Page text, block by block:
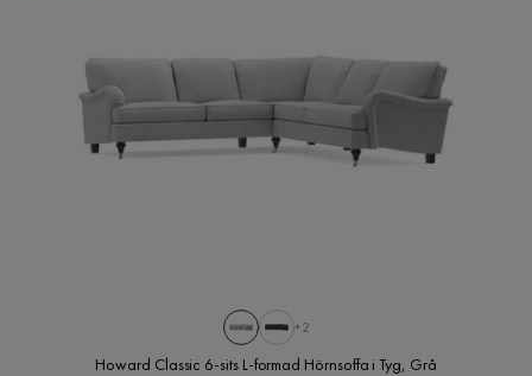
+2
Howard Classic 6-sits L-formad Hörnsoffa i Tyg, Grå